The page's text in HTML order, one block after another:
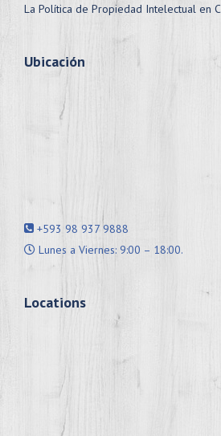
La Política de Propiedad Intelectual en
Ubicación
+593 98 937 9888
Lunes a Viernes: 9:00 – 18:00.
Locations